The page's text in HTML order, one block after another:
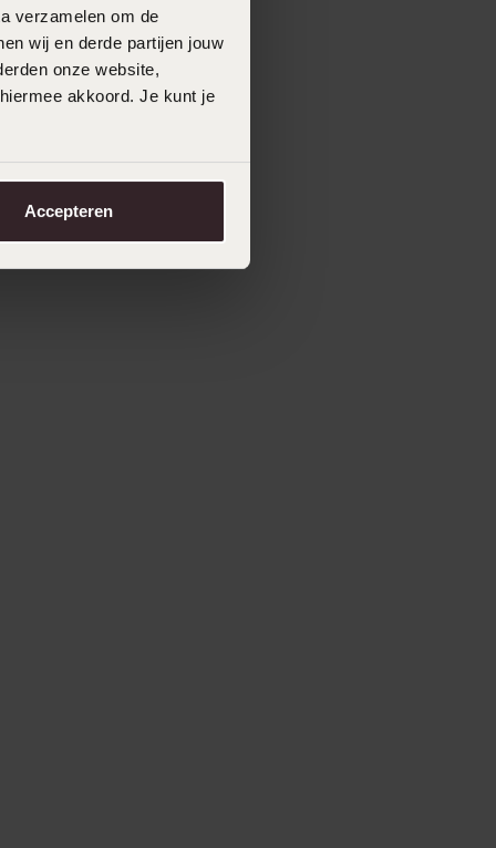
verzamelen om de
wij en derde partijen jouw
onze website,
akkoord. Je kunt je
Accepteren